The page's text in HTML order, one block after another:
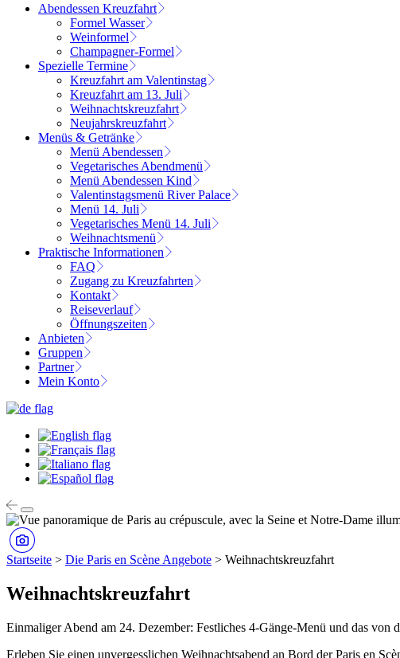
Abendessen Kreuzfahrt
Formel Wasser
Weinformel
Champagner-Formel
Spezielle Termine
Kreuzfahrt am Valentinstag
Kreuzfahrt am 13. Juli
Weihnachtskreuzfahrt
Neujahrskreuzfahrt
Menüs & Getränke
Menü Abendessen
Vegetarisches Abendmenü
Menü Abendessen Kind
Valentinstagsmenü River Palace
Menü 14. Juli
Vegetarisches Menü 14. Juli
Weihnachtsmenü
Praktische Informationen
FAQ
Zugang zu Kreuzfahrten
Kontakt
Reiseverlauf
Öffnungszeiten
Anbieten
Gruppen
Partner
Mein Konto
Startseite > Die Paris en Scène Angebote > Weihnachtskreuzfahrt
Weihnachtskreuzfahrt
Einmaliger Abend am 24. Dezember: Festliches 4-Gänge-Menü und das von
Erleben Sie einen unvergesslichen Weihnachtsabend an Bord der Paris en